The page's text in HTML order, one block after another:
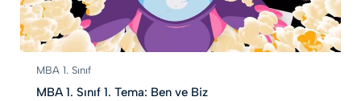
MBA 1. Sınıf
MBA 1. Sınıf 1. Tema: Ben ve Biz